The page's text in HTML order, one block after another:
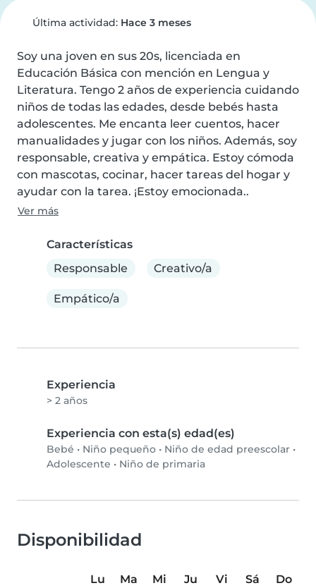
Última actividad: Hace 3 meses
Soy una joven en sus 20s, licenciada en
Educación Básica con mención en Lengua y
Literatura. Tengo 2 años de experiencia cuidando
niños de todas las edades, desde bebés hasta
adolescentes. Me encanta leer cuentos, hacer
manualidades y jugar con los niños. Además, soy
responsable, creativa y empática. Estoy cómoda
con mascotas, cocinar, hacer tareas del hogar y
ayudar con la tarea. ¡Estoy emocionada..
Ver más
Características
Responsable
Creativo/a
Empático/a
Experiencia
> 2 años
Experiencia con esta(s) edad(es)
Bebé • Niño pequeño • Niño de edad preescolar •
Adolescente • Niño de primaria
Disponibilidad
Lu Ma Mi Ju Vi Sá
Do